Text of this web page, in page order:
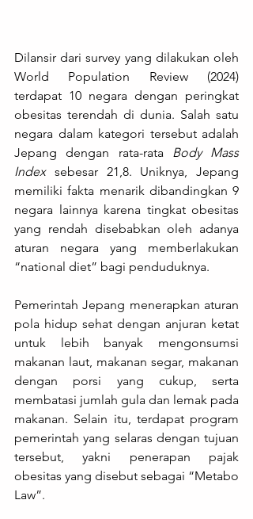
Dilansir dari survey yang dilakukan oleh
World Population Review (2024)
terdapat 10 negara dengan peringkat
obesitas terendah di dunia. Salah satu
negara dalam kategori tersebut adalah
Jepang dengan rata-rata Body Mass
Index sebesar 21,8. Uniknya, Jepang
memiliki fakta menarik dibandingkan 9
negara lainnya karena tingkat obesitas
yang rendah disebabkan oleh adanya
aturan negara yang memberlakukan
“national diet” bagi penduduknya.
Pemerintah Jepang menerapkan aturan
pola hidup sehat dengan anjuran ketat
untuk lebih banyak mengonsumsi
makanan laut, makanan segar, makanan
dengan porsi yang cukup, serta
membatasi jumlah gula dan lemak pada
makanan. Selain itu, terdapat program
pemerintah yang selaras dengan tujuan
tersebut, yakni penerapan pajak
obesitas yang disebut sebagai “Metabo
Law”.